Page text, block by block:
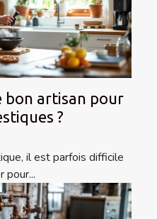
bon artisan pour
?
il est parfois difficile
pour...